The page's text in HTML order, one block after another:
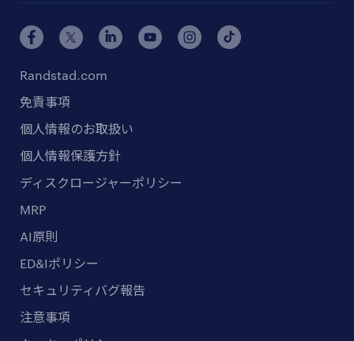
Randstad.com
免責事項
個人情報のお取扱い
個人情報保護方針
ディスクロージャーポリシー
MRP
AI原則
ED&Iポリシー
セキュリティバグ報告
注意事項